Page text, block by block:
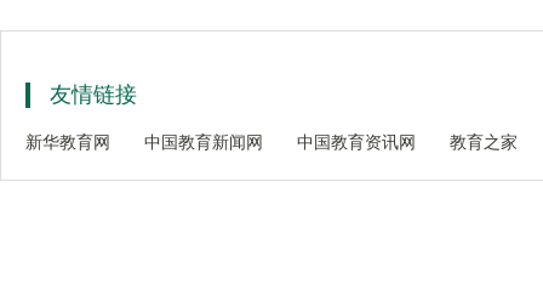
友情链接
新华教育网 中国教育新闻网 中国教育资讯网 教育之家